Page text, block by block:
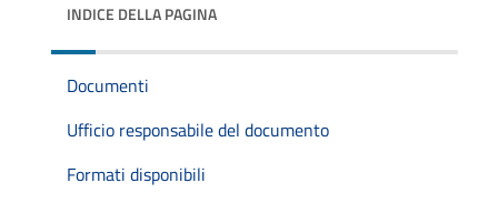
INDICE DELLA PAGINA
Documenti
Ufficio responsabile del documento
Formati disponibili